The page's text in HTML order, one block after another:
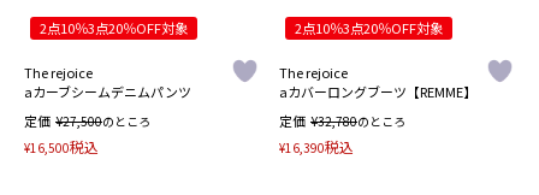
2点10％3点20％OFF対象
The rejoice
aカーブシームデニムパンツ
定価 ¥27,500のところ
¥16,500税込
2点10％3点20％OFF対象
The rejoice
aカバーロングブーツ【REMME】
定価 ¥32,780のところ
¥16,390税込